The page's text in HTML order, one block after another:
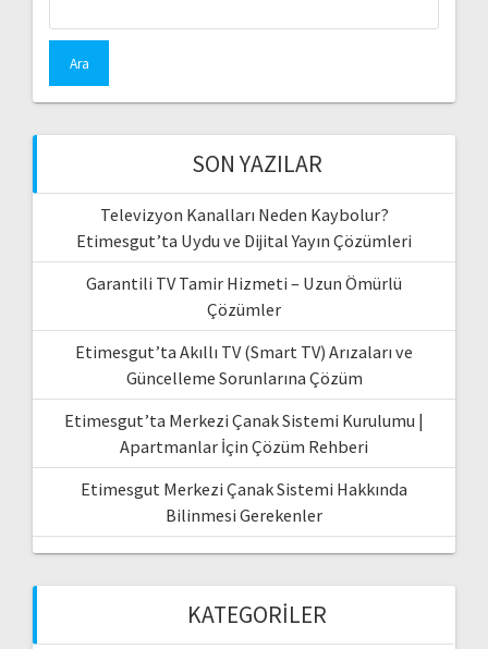
SON YAZILAR
Televizyon Kanalları Neden Kaybolur?
Etimesgut’ta Uydu ve Dijital Yayın Çözümleri
Garantili TV Tamir Hizmeti – Uzun Ömürlü
Çözümler
Etimesgut’ta Akıllı TV (Smart TV) Arızaları ve
Güncelleme Sorunlarına Çözüm
Etimesgut’ta Merkezi Çanak Sistemi Kurulumu |
Apartmanlar İçin Çözüm Rehberi
Etimesgut Merkezi Çanak Sistemi Hakkında
Bilinmesi Gerekenler
KATEGORILER